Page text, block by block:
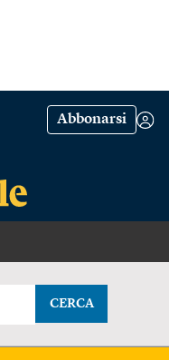
Abbonarsi
CERCA